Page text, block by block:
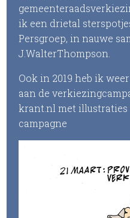
ik een drietal
Persgroep, in nauwe
J.WalterThompson.
Ook in 2019 heb ik
aan de
krant.nl met
campagne